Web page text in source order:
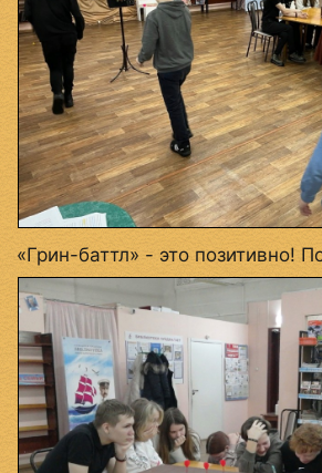
«Грин-баттл» - это позитивно!